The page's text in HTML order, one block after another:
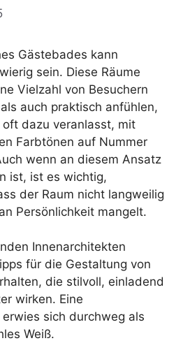
Gästebades kann
sein. Diese Räume
Vielzahl von Besuchern
auch praktisch anfühlen,
dazu veranlasst, mit
Farbtönen auf Nummer
wenn an diesem Ansatz
ist, ist es wichtig,
der Raum nicht langweilig
Persönlichkeit mangelt.
Innenarchitekten
für die Gestaltung von
die stilvoll, einladend
wirken. Eine
sich durchweg als
Weiß.